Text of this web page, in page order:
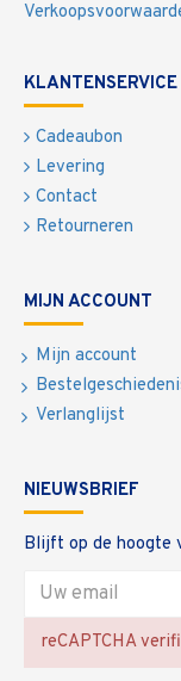
KLANTENSERVICE
Cadeaubon
Levering
Contact
Retourneren
MIJN ACCOUNT
Mijn account
Verlanglijst
NIEUWSBRIEF
Blijft op de hoogte
reCAPTCHA